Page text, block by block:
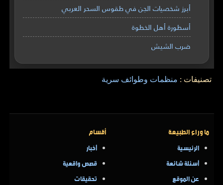
أبرز شخصيات الجن في طقوس السحر العربي
أسطورة أهل الخطوة
ضرب الشيش
تصنيفات : منظمات وطوائف سرية
ما وراء الطبيعة
الرئيسية
أسئلة شائعة
عن الموقع
أقسام
أخبار
قصص واقعية
تحقيقات